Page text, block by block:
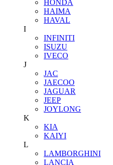
HONDA
HAIMA
HAVAL
I
INFINITI
ISUZU
IVECO
J
JAC
JAECOO
JAGUAR
JEEP
JOYLONG
K
KIA
KAIYI
L
LAMBORGHINI
LANCIA